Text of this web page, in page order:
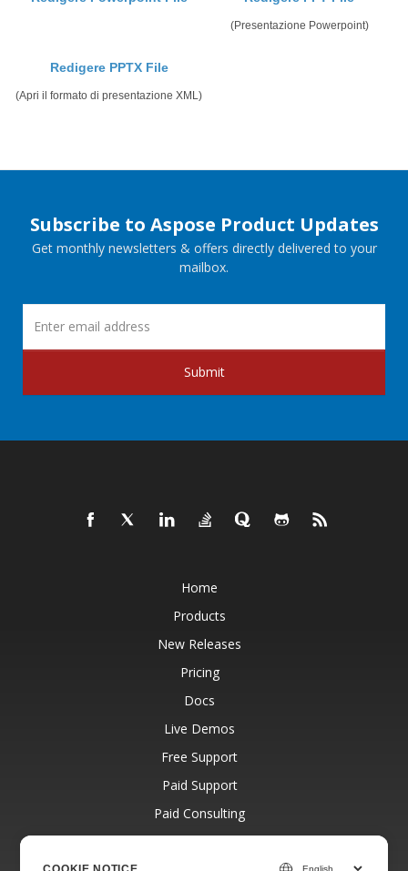
(Presentazione Powerpoint)
Redigere PPTX File
(Apri il formato di presentazione XML)
Subscribe to Aspose Product Updates
Get monthly newsletters & offers directly delivered to your
mailbox.
Submit
Home
Products
New Releases
Pricing
Docs
Live Demos
Free Support
Paid Support
Paid Consulting
Blog